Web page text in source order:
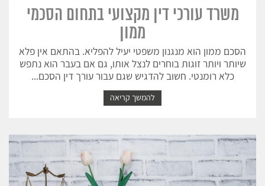
משרד עורכי דין מקצועי בתחום הסכמי
ממון
הסכם ממון הוא מנגנון משפטי יעיל להפליא. בהתאם אין פלא
שיותר ויותר זוגות בוחרים לנצל אותו, גם אם בעבר הוא נתפש
כלא רומנטי. חשוב להדגיש שגם עבור עורך דין הסכם...
להמשך קריאה